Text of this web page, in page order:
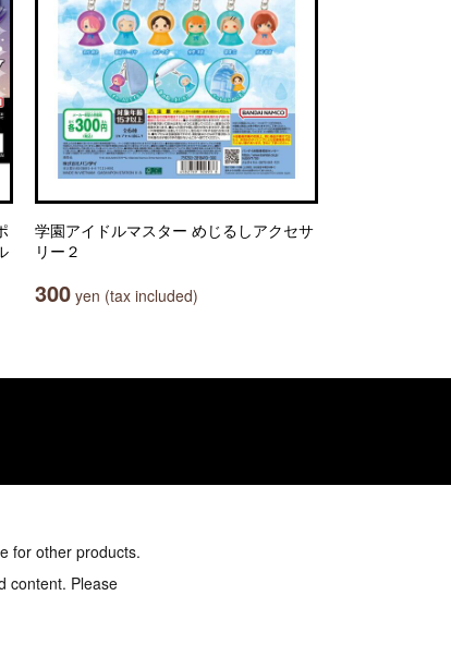
学園アイドルマスター めじるしアクセサ
リー２
300 yen (tax included)
for other products.
content. Please